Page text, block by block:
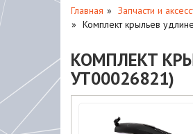
Главная Запчасти и
Комплект крыльев
КОМПЛЕКТ
УТ00026821)